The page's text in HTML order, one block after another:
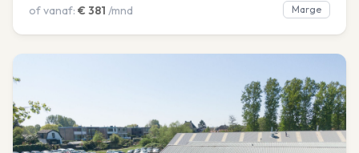
of vanaf: € 381 /mnd Marge